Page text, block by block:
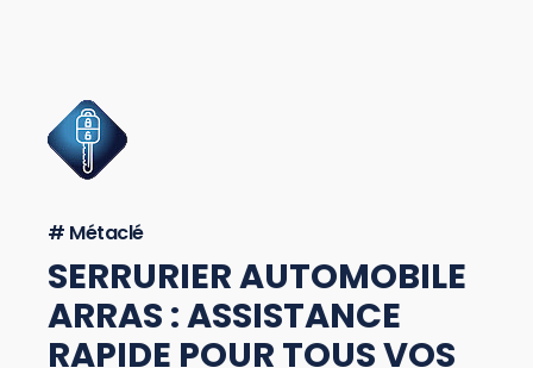
# Métaclé
SERRURIER AUTOMOBILE
ARRAS : ASSISTANCE
RAPIDE POUR TOUS VOS